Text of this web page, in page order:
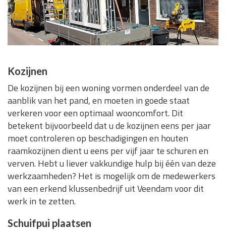
Kozijnen
De kozijnen bij een woning vormen onderdeel van de
aanblik van het pand, en moeten in goede staat
verkeren voor een optimaal wooncomfort. Dit
betekent bijvoorbeeld dat u de kozijnen eens per jaar
moet controleren op beschadigingen en houten
raamkozijnen dient u eens per vijf jaar te schuren en
verven. Hebt u liever vakkundige hulp bij één van deze
werkzaamheden? Het is mogelijk om de medewerkers
van een erkend klussenbedrijf uit Veendam voor dit
werk in te zetten.
Schuifpui plaatsen